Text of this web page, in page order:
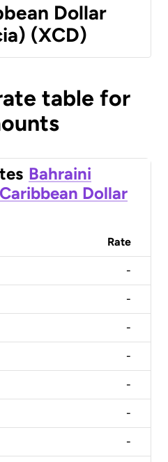
Dollar
(XCD)
table for
Bahraini
Dollar
Rate
-
-
-
-
-
-
-